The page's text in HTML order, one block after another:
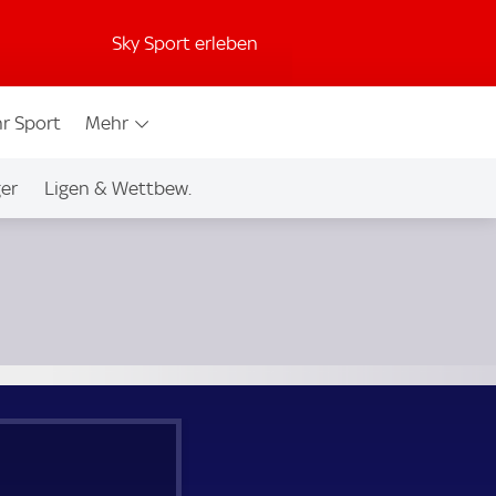
Sky Sport erleben
Sport Mehr
Ligen & Wettbew.